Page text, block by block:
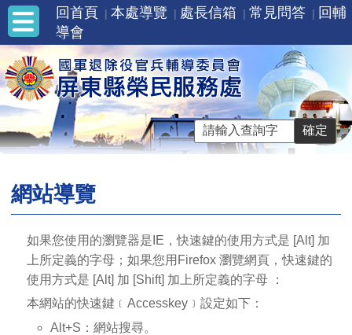
回首頁 本處導覽 處長信箱 常見問答
回輔
導會
網站導覽
如果您使用的瀏覽器是IE，快速鍵的使用方式是 [Alt] 加
上所定義的字母；如果您用Firefox 瀏覽網頁，快速鍵的
使用方式是 [Alt] 加 [Shift] 加上所定義的字母 ：
本網站的快速鍵﹝Accesskey﹞設定如下：
Alt+S：網站搜尋。